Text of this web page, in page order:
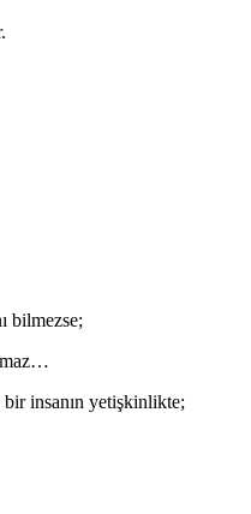
bilmezse;
insanın yetişkinlikte;